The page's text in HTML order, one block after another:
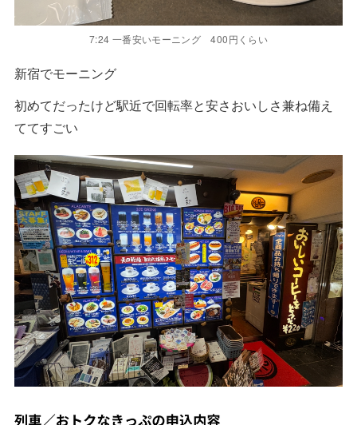
7:24 一番安いモーニング 400円くらい
新宿でモーニング
初めてだったけど駅近で回転率と安さおいしさ兼ね備え
ててすごい